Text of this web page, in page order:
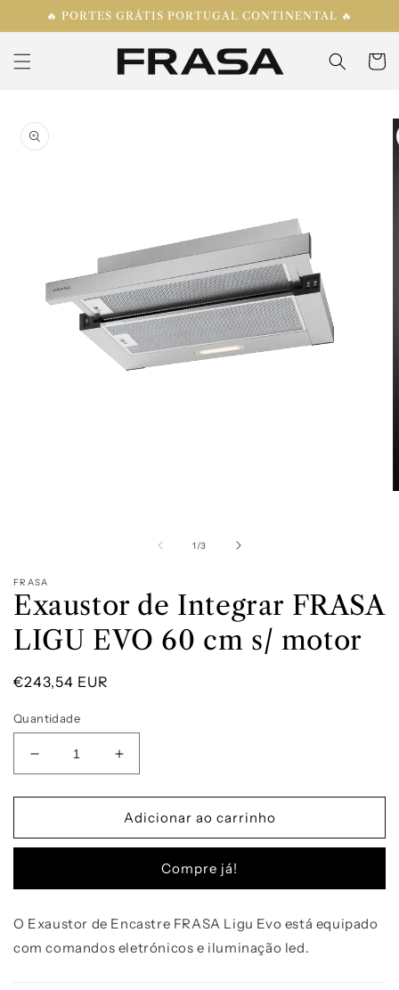
para o
conteúdo
🔥 PORTES GRÁTIS PORTUGAL CONTINENTAL 🔥
informação
1 /de
3
FRASA
Exaustor de Integrar FRASA
LIGU EVO 60 cm s/ motor
Preço
€243,54 EUR
Quantidade
Diminuir
a
quantidade
Exaustor
FRASA
EVO
60
Aumentar
a
quantidade
de
Exaustor
Integrar
FRASA
EVO
60
Adicionar ao carrinho
Compre já!
O Exaustor de Encastre FRASA Ligu Evo está equipado
com comandos eletrónicos e iluminação led.